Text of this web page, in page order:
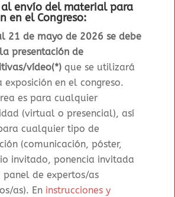
al envío del material para
en el Congreso:
21 de mayo de 2026 se debe
presentación de
vídeo(*)que se utilizará
exposición en el congreso.
es para cualquier
(virtual o presencial), así
cualquier tipo de
(comunicación, póster,
invitado, ponencia invitada
panel de expertos/as
as). En instrucciones y